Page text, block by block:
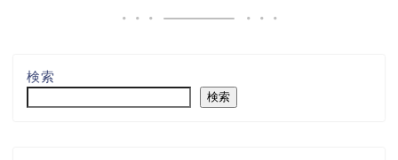
検索
検索